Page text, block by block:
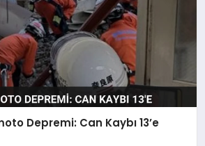
Depremi: Can Kaybı 13’e